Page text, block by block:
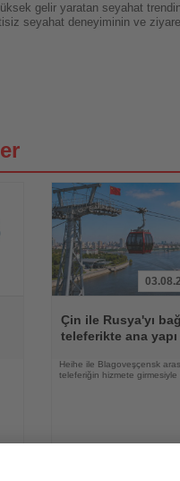
gelir yaratan seyahat
seyahat deneyiminin ve
Oku
Çin ile Rusya'yı
teleferikte ana yapı
Heihe ile Blagoveşçensk
teleferiğin hizmete